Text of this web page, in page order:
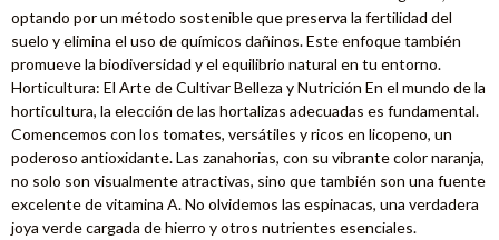
optando por un método sostenible que preserva la fertilidad del
suelo y elimina el uso de químicos dañinos. Este enfoque también
promueve la biodiversidad y el equilibrio natural en tu entorno.
Horticultura: El Arte de Cultivar Belleza y Nutrición En el mundo de la
horticultura, la elección de las hortalizas adecuadas es fundamental.
Comencemos con los tomates, versátiles y ricos en licopeno, un
poderoso antioxidante. Las zanahorias, con su vibrante color naranja,
no solo son visualmente atractivas, sino que también son una fuente
excelente de vitamina A. No olvidemos las espinacas, una verdadera
joya verde cargada de hierro y otros nutrientes esenciales.